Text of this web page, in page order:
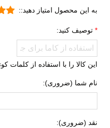
نوع ساق ساق
به این محصول امتیاز دهید::
توصیف کنید:
این کالا را با استفاده از کلمات
نام شما (ضروری):
نقد (ضروری):